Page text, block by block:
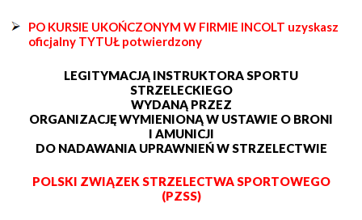
PO KURSIE UKOŃCZONYM W FIRMIE INCOLT uzyskasz
oficjalny TYTUŁ potwierdzony
LEGITYMACJĄ INSTRUKTORA SPORTU
STRZELECKIEGO
WYDANĄ PRZEZ
ORGANIZACJĘ WYMIENIONĄ W USTAWIE O BRONI
I AMUNICJI
DO NADAWANIA UPRAWNIEŃ W STRZELECTWIE
POLSKI ZWIĄZEK STRZELECTWA SPORTOWEGO
(PZSS)